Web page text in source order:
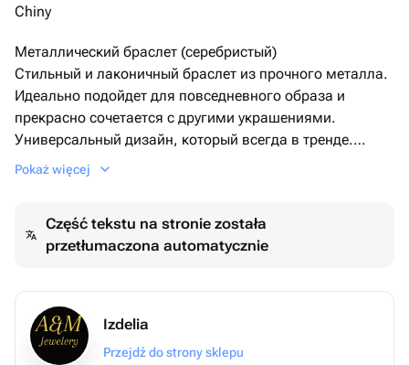
Chiny
Металлический браслет (серебристый)
Стильный и лаконичный браслет из прочного металла.
Идеально подойдет для повседневного образа и
прекрасно сочетается с другими украшениями.
Универсальный дизайн, который всегда в тренде.
✨ Материал: металл
Pokaż więcej
Część tekstu na stronie została
przetłumaczona automatycznie
Izdelia
Przejdź do strony sklepu